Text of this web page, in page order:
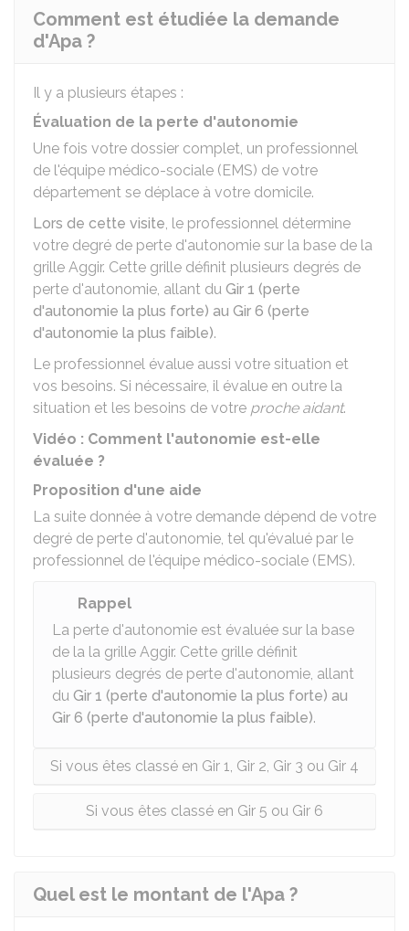
Comment est étudiée la demande
d'Apa ?
Il y a plusieurs étapes :
Évaluation de la perte d'autonomie
Une fois votre dossier complet, un professionnel
de l'équipe médico-sociale (EMS) de votre
département se déplace à votre domicile.
Lors de cette visite, le professionnel détermine
votre degré de perte d'autonomie sur la base de la
grille Aggir. Cette grille définit plusieurs degrés de
perte d'autonomie, allant du Gir 1 (perte
d'autonomie la plus forte) au Gir 6 (perte
d'autonomie la plus faible).
Le professionnel évalue aussi votre situation et
vos besoins. Si nécessaire, il évalue en outre la
situation et les besoins de votre proche aidant.
Vidéo : Comment l'autonomie est-elle
évaluée ?
Proposition d'une aide
La suite donnée à votre demande dépend de votre
degré de perte d'autonomie, tel qu'évalué par le
professionnel de l'équipe médico-sociale (EMS).
Rappel
La perte d'autonomie est évaluée sur la base
de la la grille Aggir. Cette grille définit
plusieurs degrés de perte d'autonomie, allant
du Gir 1 (perte d'autonomie la plus forte) au
Gir 6 (perte d'autonomie la plus faible).
Si vous êtes classé en Gir 1, Gir 2, Gir 3 ou Gir 4
Si vous êtes classé en Gir 5 ou Gir 6
Quel est le montant de l'Apa ?